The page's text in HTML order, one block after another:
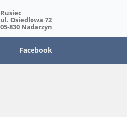
Rusiec
ul. Osiedlowa 72
05-830 Nadarzyn
Facebook